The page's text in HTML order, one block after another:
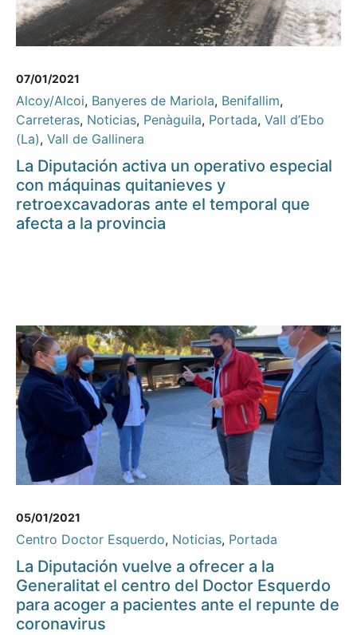
07/01/2021
Alcoy/Alcoi, Banyeres de Mariola, Benifallim,
Carreteras, Noticias, Penàguila, Portada, Vall d’Ebo
(La), Vall de Gallinera
La Diputación activa un operativo especial
con máquinas quitanieves y
retroexcavadoras ante el temporal que
afecta a la provincia
05/01/2021
Centro Doctor Esquerdo, Noticias, Portada
La Diputación vuelve a ofrecer a la
Generalitat el centro del Doctor Esquerdo
para acoger a pacientes ante el repunte de
coronavirus